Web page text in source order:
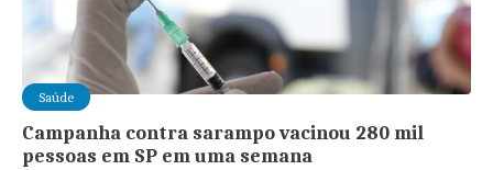
Saúde
Campanha contra sarampo vacinou 280 mil
pessoas em SP em uma semana